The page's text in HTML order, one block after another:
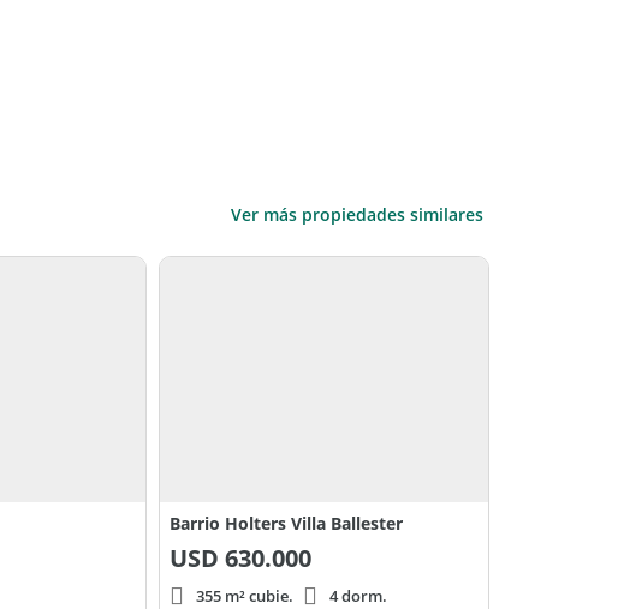
Ver más propiedades similares
Barrio Holters Villa Ballester
USD 630.000
355 m² cubie. 4 dorm.